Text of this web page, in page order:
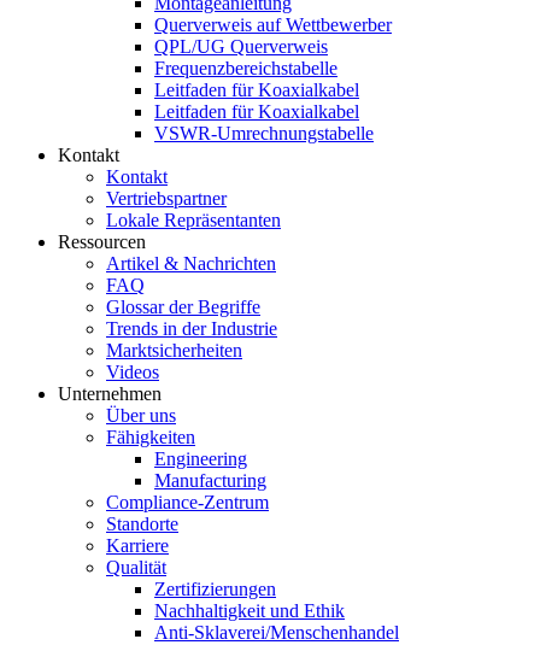
Querverweis auf Wettbewerber
QPL/UG Querverweis
Frequenzbereichstabelle
Leitfaden für Koaxialkabel
Leitfaden für Koaxialkabel
VSWR-Umrechnungstabelle
Kontakt
Kontakt
Vertriebspartner
Lokale Repräsentanten
Ressourcen
Artikel & Nachrichten
FAQ
Glossar der Begriffe
Trends in der Industrie
Marktsicherheiten
Videos
Unternehmen
Über uns
Fähigkeiten
Engineering
Manufacturing
Compliance-Zentrum
Standorte
Karriere
Qualität
Zertifizierungen
Nachhaltigkeit und Ethik
Anti-Sklaverei/Menschenhandel